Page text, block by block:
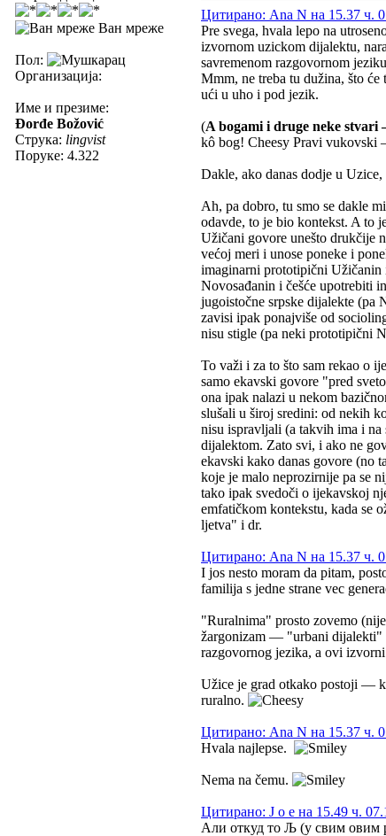
Ван мреже
Пол:
Организација:
Име и презиме:
Đorđe Božović
Струка: lingvist
Поруке: 4.322
Цитирано: Ana N на 15.37 ч.
Pre svega, hvala lepo na
izvornom uzickom dijalektu,
savremenom razgovornom
Mmm, ne treba tu dužina, što će
ući u uho i pod jezik.
(A bogami i druge neke
kô bog! Cheesy Pravi vukovski
Dakle, ako danas dodje u
Ah, pa dobro, tu smo se dakle
odavde, to je bio kontekst. A to
Užičani govore unešto drukčije
većoj meri i unose poneke i
imaginarni prototipični Užičanin
Novosađanin i češće upotrebiti
jugoistočne srpske dijalekte (pa
zavisi ipak ponajviše od
nisu stigle (pa neki prototipični
To važi i za to što sam rekao o
samo ekavski govore "pred
ona ipak nalazi u nekom
slušali u široj sredini: od nekih
nisu ispravljali (a takvih ima i na
dijalektom. Zato svi, i ako ne
ekavski kako danas govore (no
koje je malo neprozirnije pa se
tako ipak svedoči o ijekavskoj
emfatičkom kontekstu, kada se
ljetva" i dr.
Цитирано: Ana N на 15.37 ч.
I jos nesto moram da pitam,
familija s jedne strane vec
"Ruralnima" prosto zovemo
žargonizam — "urbani dijalekti"
razgovornog jezika, a ovi
Užice je grad otkako postoji —
ruralno.
Цитирано: Ana N на 15.37 ч.
Hvala najlepse.
Nema na čemu.
Цитирано: J o e на 15.49 ч.
Али откуд то Љ (у свим овим